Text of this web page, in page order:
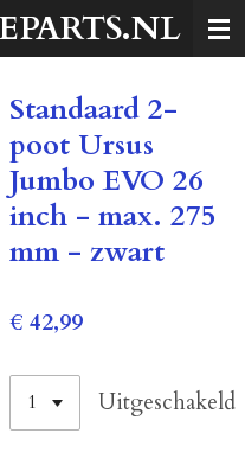
Standaard 2-
poot Ursus
Jumbo EVO 26
inch - max. 275
mm - zwart
€ 42,99
Uitgeschakeld